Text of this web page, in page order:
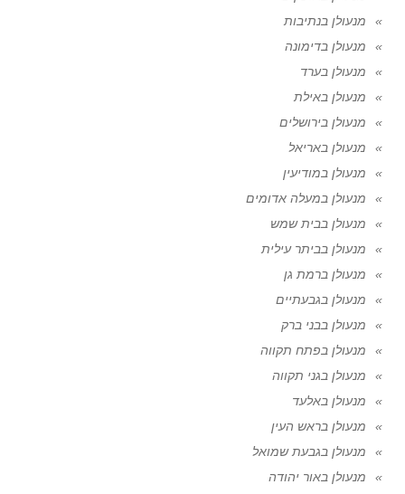
מנעולן בנתיבות
מנעולן בדימונה
מנעולן בערד
מנעולן באילת
מנעולן בירושלים
מנעולן באריאל
מנעולן במודיעין
מנעולן במעלה אדומים
מנעולן בבית שמש
מנעולן בביתר עילית
מנעולן ברמת גן
מנעולן בגבעתיים
מנעולן בבני ברק
מנעולן בפתח תקווה
מנעולן בגני תקווה
מנעולן באלעד
מנעולן בראש העין
מנעולן בגבעת שמואל
מנעולן באור יהודה